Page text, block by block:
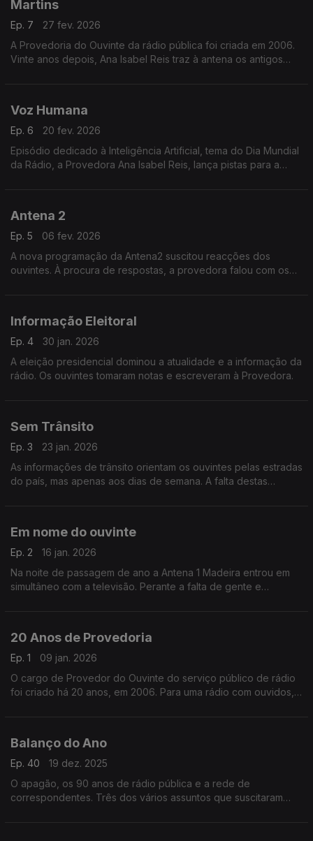
Martins
Ep. 7
27 fev. 2026
A Provedoria do Ouvinte da rádio pública foi criada em 2006.
Vinte anos depois, Ana Isabel Reis traz à antena os antigos
Voz Humana
Ep. 6
20 fev. 2026
Episódio dedicado à Inteligência Artificial, tema do Dia Mundial
da Rádio, a Provedora Ana Isabel Reis, lança pistas para a
Antena 2
Ep. 5
06 fev. 2026
A nova programação da Antena2 suscitou reacções dos
ouvintes. À procura de respostas, a provedora falou com os
Informação Eleitoral
Ep. 4
30 jan. 2026
A eleição presidencial dominou a atualidade e a informação da
rádio. Os ouvintes tomaram notas e escreveram à Provedora.
Sem Trânsito
Ep. 3
23 jan. 2026
As informações de trânsito orientam os ouvintes pelas estradas
do país, mas apenas aos dias de semana. A falta destas
Em nome do ouvinte
Ep. 2
16 jan. 2026
Na noite de passagem de ano a Antena 1 Madeira entrou em
simultâneo com a televisão. Perante a falta de gente e
20 Anos de Provedoria
Ep. 1
09 jan. 2026
O cargo de Provedor do Ouvinte do serviço público de rádio
foi criado há 20 anos, em 2006. Para uma rádio com ouvidos,
Balanço do Ano
Ep. 40
19 dez. 2025
O apagão, os 90 anos de rádio pública e a rede de
correspondentes. Três dos vários assuntos que suscitaram